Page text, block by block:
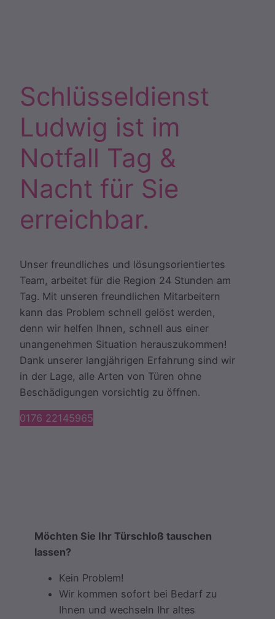
Schlüsseldienst
Ludwig ist im
Notfall Tag &
Nacht für Sie
erreichbar.
Unser freundliches und lösungsorientiertes
Team, arbeitet für die Region 24 Stunden am
Tag. Mit unseren freundlichen Mitarbeitern
kann das Problem schnell gelöst werden,
denn wir helfen Ihnen, schnell aus einer
unangenehmen Situation herauszukommen!
Dank unserer langjährigen Erfahrung sind wir
in der Lage, alle Arten von Türen ohne
Beschädigungen vorsichtig zu öffnen.
0176 22145965
Möchten Sie Ihr Türschloß tauschen
lassen?
Kein Problem!
Wir kommen sofort bei Bedarf zu
Ihnen und wechseln Ihr altes